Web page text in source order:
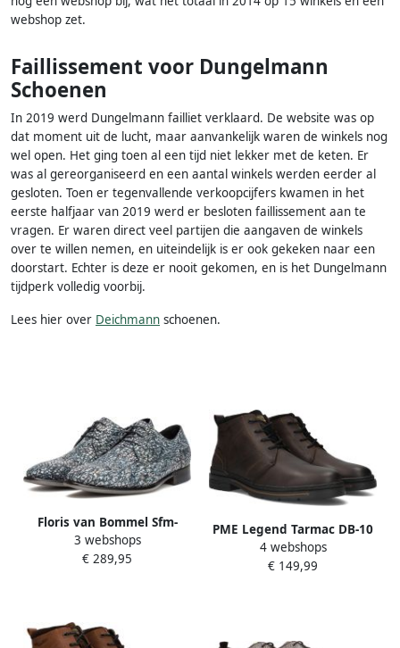
webshop zet.
Faillissement voor Dungelmann
Schoenen
In 2019 werd Dungelmann failliet verklaard. De website was op
dat moment uit de lucht, maar aanvankelijk waren de winkels nog
wel open. Het ging toen al een tijd niet lekker met de keten. Er
was al gereorganiseerd en een aantal winkels werden eerder al
gesloten. Toen er tegenvallende verkoopcijfers kwamen in het
eerste halfjaar van 2019 werd er besloten faillissement aan te
vragen. Er waren direct veel partijen die aangaven de winkels
over te willen nemen, en uiteindelijk is er ook gekeken naar een
doorstart. Echter is deze er nooit gekomen, en is het Dungelmann
tijdperk volledig voorbij.
Lees hier over Deichmann schoenen.
Floris van Bommel Sfm-
30201 De Netter Nette
schoenen Business
3 webshops
€ 289,95
PME Legend Tarmac DB-10
bruine herenboots voor
steunzolen
4 webshops
€ 149,99